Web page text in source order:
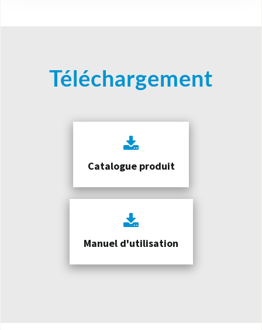
Téléchargement
Catalogue produit
Manuel d'utilisation